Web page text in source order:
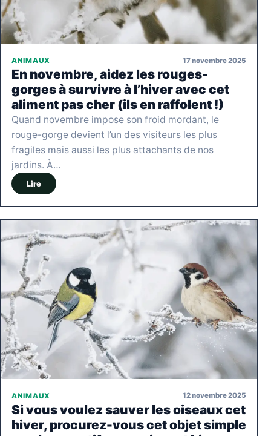
ANIMAUX 17 novembre 2025
En novembre, aidez les rouges-
gorges à survivre à l’hiver avec cet
aliment pas cher (ils en raffolent !)
Quand novembre impose son froid mordant, le
rouge-gorge devient l’un des visiteurs les plus
fragiles mais aussi les plus attachants de nos
jardins. À…
Lire
ANIMAUX 12 novembre 2025
Si vous voulez sauver les oiseaux cet
hiver, procurez-vous cet objet simple